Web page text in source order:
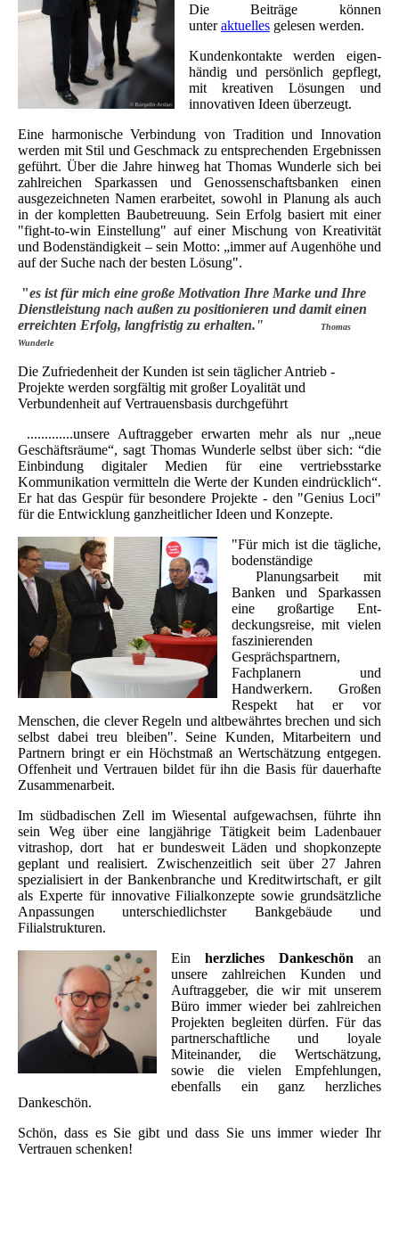
Die Beiträge können
unteraktuellesgelesen werden.
Kundenkontakte werden eigen-
händig und persönlich gepflegt,
mit kreativen Lösungen und
innovativen Ideen überzeugt.
Eine harmonische Verbindung von Tradition und Innovation
werden mit Stil und Geschmack zu entsprechenden Ergebnissen
geführt. Über die Jahre hinweg hat Thomas Wunderle sich bei
zahlreichen Sparkassen und Genossenschaftsbanken einen
ausgezeichneten Namen erarbeitet, sowohl in Planung als auch
in der kompletten Baubetreuung. Sein Erfolg basiert mit einer
"fight-to-win Einstellung" auf einer Mischung von Kreativität
und Bodenständigkeit – sein Motto: „immer auf Augenhöhe und
auf der Suche nach der besten Lösung".
"es ist für mich eine große Motivation Ihre Marke und Ihre
Dienstleistung nach außen zu positionieren und damit einen
erreichten Erfolg, langfristig zu erhalten."
Thomas
Wunderle
Die Zufriedenheit der Kunden ist sein täglicher Antrieb -
Projekte werden sorgfältig mit großer Loyalität und
Verbundenheit auf Vertrauensbasis durchgeführt
.............unsere Auftraggeber erwarten mehr als nur „neue
Geschäftsräume“, sagt Thomas Wunderle selbst über sich: “die
Einbindung digitaler Medien für eine vertriebsstarke
Kommunikation vermitteln die Werte der Kunden eindrücklich“.
Er hat das Gespür für besondere Projekte - den "Genius Loci"
für die Entwicklung ganzheitlicher Ideen und Konzepte.
"Für mich ist die tägliche,
bodenständige
Planungsarbeit mit
Banken und Sparkassen
eine großartige Ent-
deckungsreise, mit vielen
faszinierenden
Gesprächspartnern,
Fachplanern und
Handwerkern. Großen
Respekt hat er vor
Menschen, die clever Regeln und altbewährtes brechen und sich
selbst dabei treu bleiben". Seine Kunden, Mitarbeitern und
Partnern bringt er ein Höchstmaß an Wertschätzung entgegen.
Offenheit und Vertrauen bildet für ihn die Basis für dauerhafte
Zusammenarbeit.
Im südbadischen Zell im Wiesental aufgewachsen, führte ihn
sein Weg über eine langjährige Tätigkeit beim Ladenbauer
vitrashop, dort hat er bundesweit Läden und shopkonzepte
geplant und realisiert. Zwischenzeitlich seit über 27 Jahren
spezialisiert in der Bankenbranche und Kreditwirtschaft, er gilt
als Experte für innovative Filialkonzepte sowie grundsätzliche
Anpassungen unterschiedlichster Bankgebäude und
Filialstrukturen.
Ein herzliches Dankeschön an
unsere zahlreichen Kunden und
Auftraggeber, die wir mit unserem
Büro immer wieder bei zahlreichen
Projekten begleiten dürfen. Für das
partnerschaftliche und loyale
Miteinander, die Wertschätzung,
sowie die vielen Empfehlungen,
ebenfalls ein ganz herzliches
Dankeschön.
Schön, dass es Sie gibt und dass Sie uns immer wieder Ihr
Vertrauen schenken!